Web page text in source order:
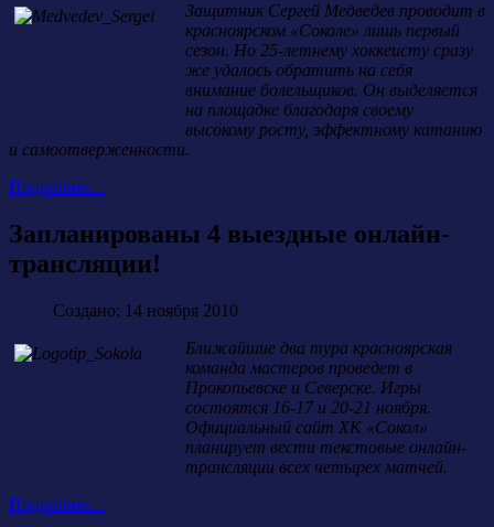
Защитник Сергей Медведев проводит в
красноярском «Соколе» лишь первый
сезон. Но 25-летнему хоккеисту сразу
же удалось обратить на себя
внимание болельщиков. Он выделяется
на площадке благодаря своему
высокому росту, эффектному катанию
и самоотверженности.
Подробнее...
Запланированы 4 выездные онлайн-
трансляции!
Создано: 14 ноября 2010
Ближайшие два тура красноярская
команда мастеров проведет в
Прокопьевске и Северске. Игры
состоятся 16-17 и 20-21 ноября.
Официальный сайт ХК «Сокол»
планирует вести текстовые онлайн-
трансляции всех четырех матчей.
Подробнее...